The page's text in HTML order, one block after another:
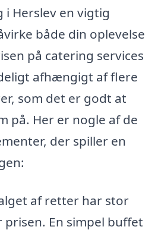
Herslev en vigtig
både din oplevelse
på catering services
afhængigt af flere
som det er godt at
på. Her er nogle af de
der spiller en
af retter har stor
En simpel buffet